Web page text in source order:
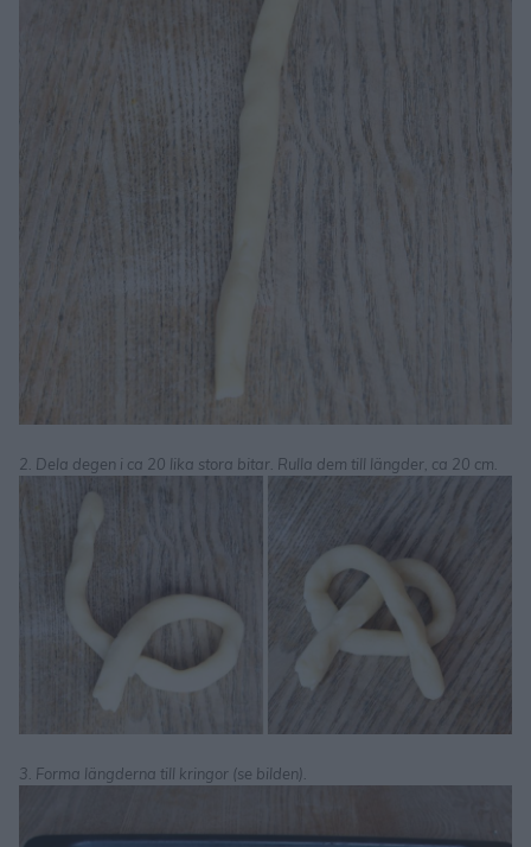
2. Dela degen i ca 20 lika stora bitar. Rulla dem till längder, ca 20 cm.
3. Forma längderna till kringor (se bilden).